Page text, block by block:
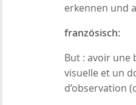
erkennen und
französisch:
But : avoir une
visuelle et un
d’observation